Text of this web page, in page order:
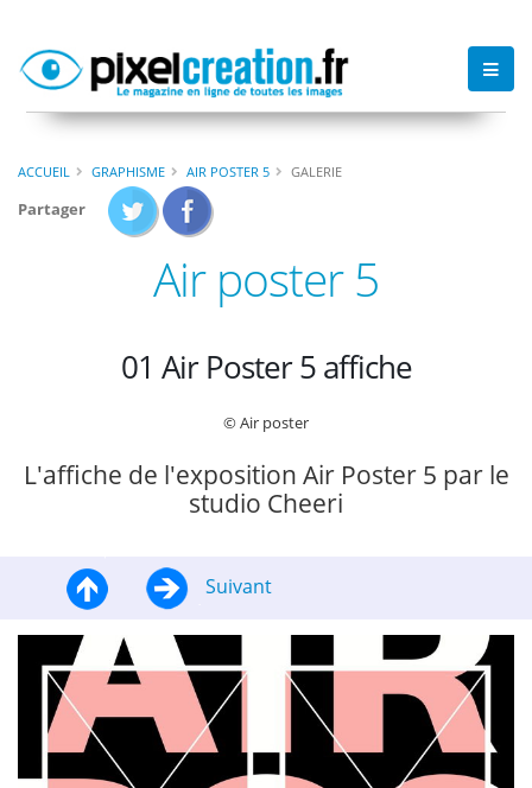
ACCUEIL GRAPHISME AIR POSTER 5 GALERIE
Partager
Air poster 5
01 Air Poster 5 affiche
© Air poster
L'affiche de l'exposition Air Poster 5 par le
studio Cheeri
Suivant